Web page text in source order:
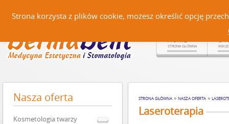
HOME
STRONA GŁÓWNA
O
KIM
STRONA GŁÓWNA » NASZA OFERTA »
Laseroterapia
Nasza oferta
Kosmetologia twarzy
Strona korzysta z plików cookie, możesz określić opcję